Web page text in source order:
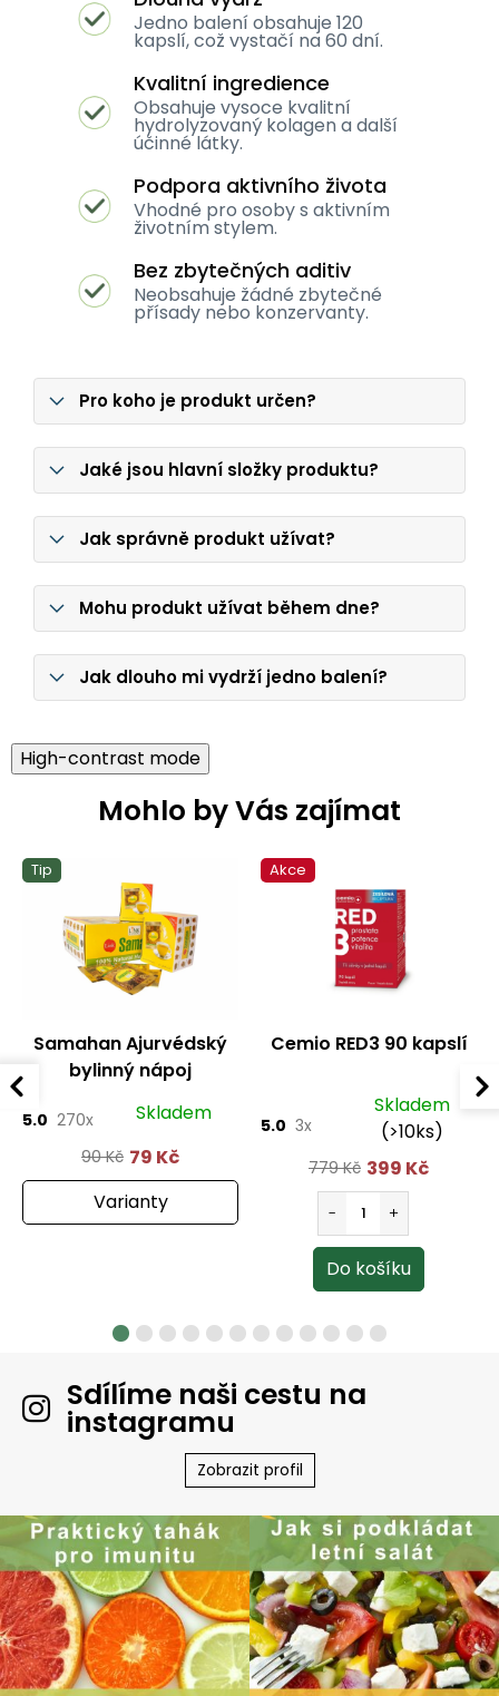
Jedno balení obsahuje 120
kapslí, což vystačí na 60 dní.
Kvalitní ingredience
Obsahuje vysoce kvalitní
hydrolyzovaný kolagen a další
účinné látky.
Podpora aktivního života
Vhodné pro osoby s aktivním
životním stylem.
Bez zbytečných aditiv
Neobsahuje žádné zbytečné
přísady nebo konzervanty.
Pro koho je produkt určen?
Jaké jsou hlavní složky produktu?
Jak správně produkt užívat?
Mohu produkt užívat během dne?
Jak dlouho mi vydrží jedno balení?
High-contrast mode
Mohlo by Vás zajímat
Tip
Samahan Ajurvédský
bylinný nápoj
5.0 270x Skladem
90 Kč 79 Kč
Varianty
Akce
Cemio RED3 90 kapslí
5.0 3x
Skladem
(>10ks)
779 Kč 399 Kč
Sdílíme naši cestu na
instagramu
Zobrazit profil